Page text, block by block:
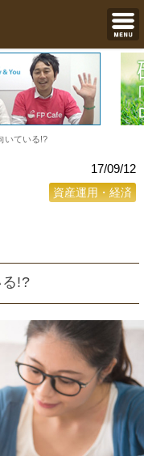
いている!?
17/09/12
資産運用・経済
!?